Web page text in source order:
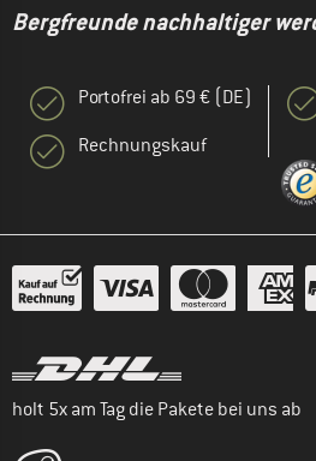
Bergfreunde nachhaltiger
Portofrei ab 69 € (DE)
Rechnungskauf
holt 5x am Tag die Pakete bei uns ab